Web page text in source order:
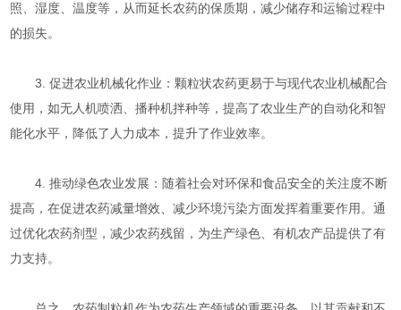
照、湿度、温度等，从而延长农药的保质期，减少储存和运输过程中
的损失。
3. 促进农业机械化作业：颗粒状农药更易于与现代农业机械配合
使用，如无人机喷洒、播种机拌种等，提高了农业生产的自动化和智
能化水平，降低了人力成本，提升了作业效率。
4. 推动绿色农业发展：随着社会对环保和食品安全的关注度不断
提高，在促进农药减量增效、减少环境污染方面发挥着重要作用。通
过优化农药剂型，减少农药残留，为生产绿色、有机农产品提供了有
力支持。